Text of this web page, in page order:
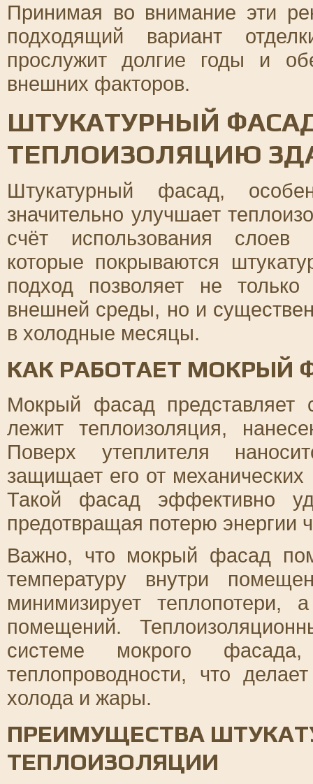
Принимая во внимание эти
подходящий вариант
прослужит долгие годы и
внешних факторов.
ШТУКАТУРНЫЙ
ТЕПЛОИЗОЛЯЦИЮ
Штукатурный фасад,
значительно улучшает
счёт использования слоев
которые покрываются
подход позволяет не
внешней среды, но и
в холодные месяцы.
КАК РАБОТАЕТ МОКРЫЙ
Мокрый фасад представляет
лежит теплоизоляция,
Поверх утеплителя
защищает его от
Такой фасад эффективно
предотвращая потерю энергии
Важно, что мокрый фасад
температуру внутри
минимизирует теплопотери,
помещений.
системе мокрого
теплопроводности, что
холода и жары.
ПРЕИМУЩЕСТВА
ТЕПЛОИЗОЛЯЦИИ